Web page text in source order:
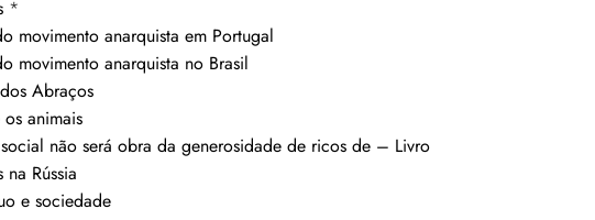
*
movimento anarquista em Portugal
movimento anarquista no Brasil
Abraços
animais
não será obra da generosidade de ricos de – Livro
Rússia
e sociedade